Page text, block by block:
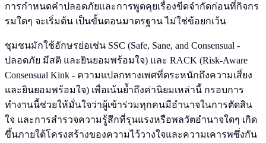
การกำหนดคำปลอดภัยและการพูดคุยเรื่องขีดจำกัดก่อนที่กิจกร
รมใดๆ จะเริ่มต้น เป็นขั้นตอนมาตรฐาน ไม่ใช่ข้อยกเว้น
ชุมชนมักใช้อักษรย่อเช่น SSC (Safe, Sane, and Consensual -
ปลอดภัย มีสติ และยินยอมพร้อมใจ) และ RACK (Risk-Aware
Consensual Kink - ความแปลกทางเพศที่ตระหนักถึงความเสี่ยง
และยินยอมพร้อมใจ) เพื่อเน้นย้ำถึงค่านิยมเหล่านี้ กรอบการ
ทำงานนี้ช่วยให้มั่นใจว่าผู้เข้าร่วมทุกคนมีอำนาจในการตัดสิน
ใจ และการสำรวจความรู้สึกที่รุนแรงหรือพลวัตอำนาจใดๆ เกิด
ขึ้นภายใต้โครงสร้างของความไว้วางใจและความเคารพซึ่งกัน